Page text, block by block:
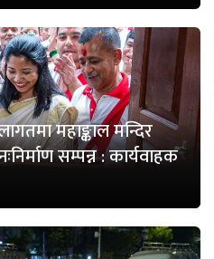
महाङ्काल मन्दिर
सम्पन्न : कार्यवाहक